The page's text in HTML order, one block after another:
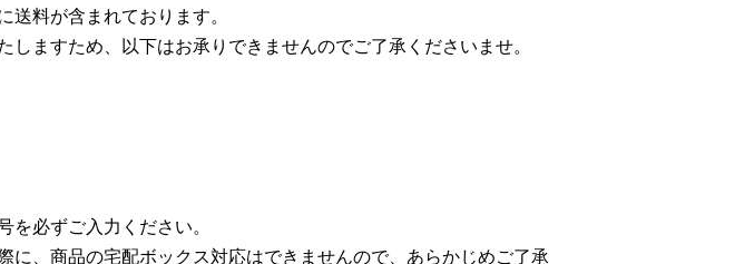
料が含まれております。
ますため、以下はお承りできませんのでご了承くださいませ。
必ずご入力ください。
に、商品の宅配ボックス対応はできませんので、あらかじめご了承